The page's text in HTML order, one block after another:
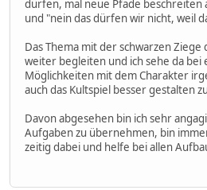
dürfen, mal neue Pfade beschreiten
und "nein das dürfen wir nicht, weil
Das Thema mit der schwarzen
weiter begleiten und ich sehe da bei
Möglichkeiten mit dem Charakter
auch das Kultspiel besser gestalten
Davon abgesehen bin ich sehr
Aufgaben zu übernehmen, bin
zeitig dabei und helfe bei allen